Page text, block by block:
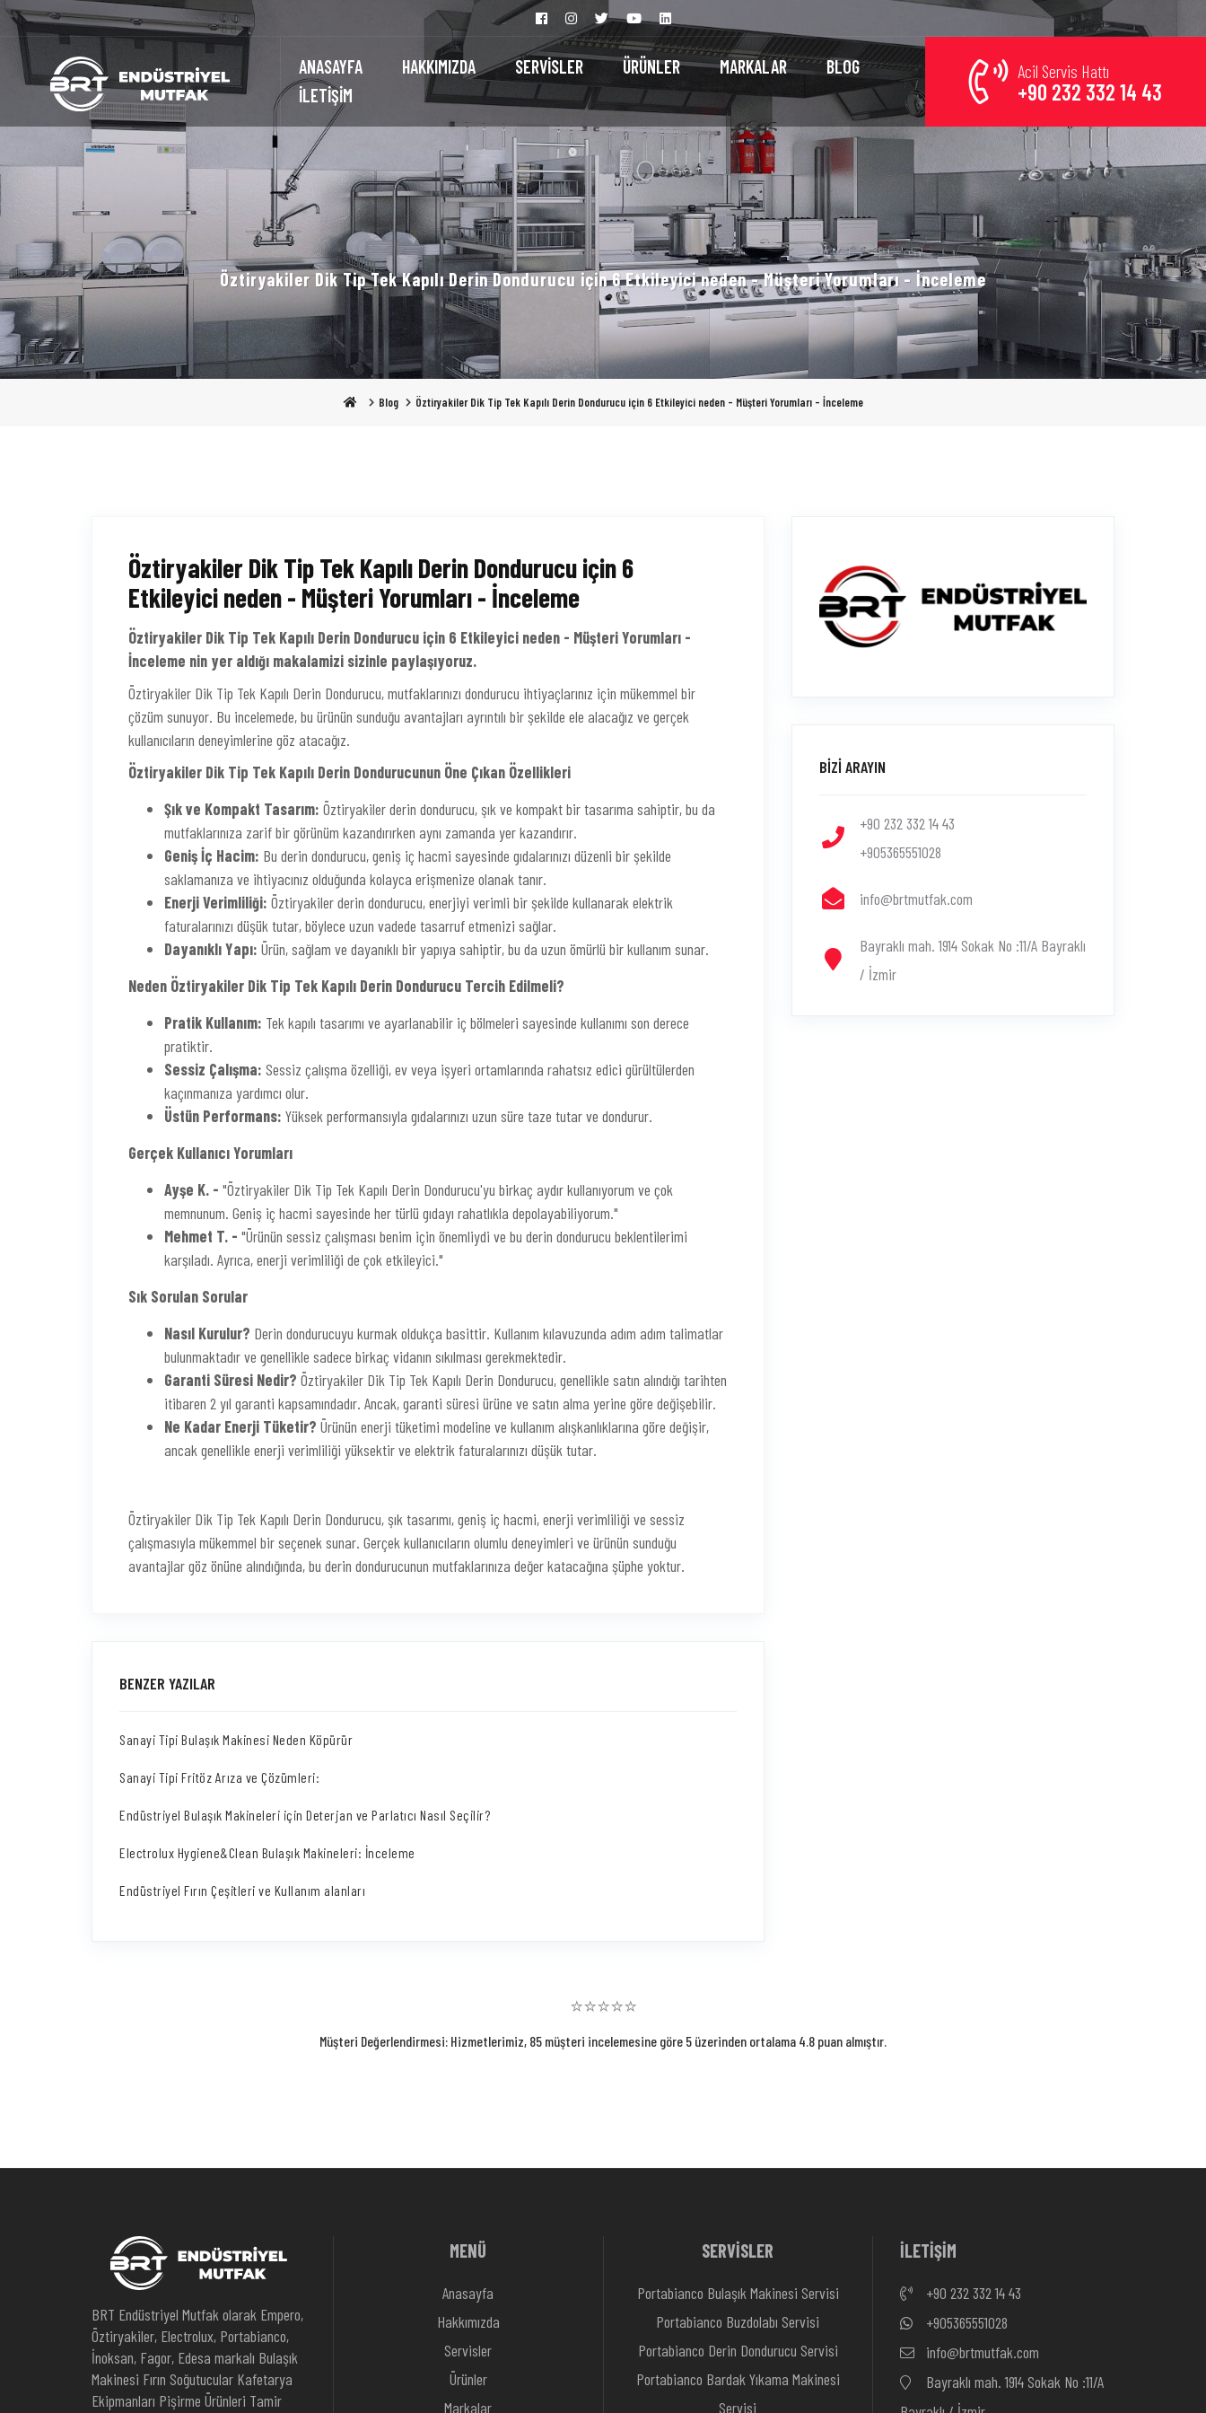
ANASAYFA HAKKIMIZDA SERVİSLER ÜRÜNLER MARKALAR
BLOG
İLETİŞİM
Acil Servis Hattı
+90 232 332 14 43
Öztiryakiler Dik Tip Tek Kapılı Derin Dondurucu için 6 Etkileyici neden - Müşteri Yorumları - İnceleme
Blog Öztiryakiler Dik Tip Tek Kapılı Derin Dondurucu için 6 Etkileyici neden - Müşteri Yorumları - İnceleme
Öztiryakiler Dik Tip Tek Kapılı Derin Dondurucu için 6
Etkileyici neden - Müşteri Yorumları - İnceleme
Öztiryakiler Dik Tip Tek Kapılı Derin Dondurucu için 6 Etkileyici neden - Müşteri Yorumları -
İnceleme nin yer aldığı makalamizi sizinle paylaşıyoruz.
Öztiryakiler Dik Tip Tek Kapılı Derin Dondurucu, mutfaklarınızı dondurucu ihtiyaçlarınız için mükemmel bir
çözüm sunuyor. Bu incelemede, bu ürünün sunduğu avantajları ayrıntılı bir şekilde ele alacağız ve gerçek
kullanıcıların deneyimlerine göz atacağız.
Öztiryakiler Dik Tip Tek Kapılı Derin Dondurucunun Öne Çıkan Özellikleri
Şık ve Kompakt Tasarım: Öztiryakiler derin dondurucu, şık ve kompakt bir tasarıma sahiptir, bu da
mutfaklarınıza zarif bir görünüm kazandırırken aynı zamanda yer kazandırır.
Geniş İç Hacim: Bu derin dondurucu, geniş iç hacmi sayesinde gıdalarınızı düzenli bir şekilde
saklamanıza ve ihtiyacınız olduğunda kolayca erişmenize olanak tanır.
Enerji Verimliliği: Öztiryakiler derin dondurucu, enerjiyi verimli bir şekilde kullanarak elektrik
faturalarınızı düşük tutar, böylece uzun vadede tasarruf etmenizi sağlar.
Dayanıklı Yapı: Ürün, sağlam ve dayanıklı bir yapıya sahiptir, bu da uzun ömürlü bir kullanım sunar.
Neden Öztiryakiler Dik Tip Tek Kapılı Derin Dondurucu Tercih Edilmeli?
Pratik Kullanım: Tek kapılı tasarımı ve ayarlanabilir iç bölmeleri sayesinde kullanımı son derece
pratiktir.
Sessiz Çalışma: Sessiz çalışma özelliği, ev veya işyeri ortamlarında rahatsız edici gürültülerden
kaçınmanıza yardımcı olur.
Üstün Performans: Yüksek performansıyla gıdalarınızı uzun süre taze tutar ve dondurur.
Gerçek Kullanıcı Yorumları
Ayşe K. - "Öztiryakiler Dik Tip Tek Kapılı Derin Dondurucu'yu birkaç aydır kullanıyorum ve çok
memnunum. Geniş iç hacmi sayesinde her türlü gıdayı rahatlıkla depolayabiliyorum."
Mehmet T. - "Ürünün sessiz çalışması benim için önemliydi ve bu derin dondurucu beklentilerimi
karşıladı. Ayrıca, enerji verimliliği de çok etkileyici."
Sık Sorulan Sorular
Nasıl Kurulur? Derin dondurucuyu kurmak oldukça basittir. Kullanım kılavuzunda adım adım talimatlar
bulunmaktadır ve genellikle sadece birkaç vidanın sıkılması gerekmektedir.
Garanti Süresi Nedir? Öztiryakiler Dik Tip Tek Kapılı Derin Dondurucu, genellikle satın alındığı tarihten
itibaren 2 yıl garanti kapsamındadır. Ancak, garanti süresi ürüne ve satın alma yerine göre değişebilir.
Ne Kadar Enerji Tüketir? Ürünün enerji tüketimi modeline ve kullanım alışkanlıklarına göre değişir,
ancak genellikle enerji verimliliği yüksektir ve elektrik faturalarınızı düşük tutar.
Öztiryakiler Dik Tip Tek Kapılı Derin Dondurucu, şık tasarımı, geniş iç hacmi, enerji verimliliği ve sessiz
çalışmasıyla mükemmel bir seçenek sunar. Gerçek kullanıcıların olumlu deneyimleri ve ürünün sunduğu
avantajlar göz önüne alındığında, bu derin dondurucunun mutfaklarınıza değer katacağına şüphe yoktur.
BENZER YAZILAR
Sanayi Tipi Bulaşık Makinesi Neden Köpürür
Sanayi Tipi Fritöz Arıza ve Çözümleri:
Endüstriyel Bulaşık Makineleri için Deterjan ve Parlatıcı Nasıl Seçilir?
Electrolux Hygiene&Clean Bulaşık Makineleri: İnceleme
Endüstriyel Fırın Çeşitleri ve Kullanım alanları
BİZİ ARAYIN
+90 232 332 14 43
+905365551028
info@brtmutfak.com
Bayraklı mah. 1914 Sokak No :11/A Bayraklı
/ İzmir
⭐⭐⭐⭐⭐
Müşteri Değerlendirmesi: Hizmetlerimiz, 85 müşteri incelemesine göre 5 üzerinden ortalama 4.8 puan almıştır.
BRT Endüstriyel Mutfak olarak Empero,
Öztiryakiler, Electrolux, Portabianco,
İnoksan, Fagor, Edesa markalı Bulaşık
Makinesi Fırın Soğutucular Kafetarya
Ekipmanları Pişirme Ürünleri Tamir
MENÜ
Anasayfa
Hakkımızda
Servisler
Ürünler
Markalar
SERVİSLER
Portabianco Bulaşık Makinesi Servisi
Portabianco Buzdolabı Servisi
Portabianco Derin Dondurucu Servisi
Portabianco Bardak Yıkama Makinesi
Servisi
İLETİŞİM
+90 232 332 14 43
+905365551028
info@brtmutfak.com
Bayraklı mah. 1914 Sokak No :11/A